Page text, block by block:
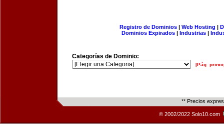
Registro de Dominios| Web Hosting |
Dominios Expirados | Industrias |
Categorías de Dominio:
[Pág.
** Precios
© 2002/2022 Solo10.com